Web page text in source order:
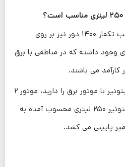
البته امکان نصب موتور ۲ اسب تکفاز ۱۴۰۰ دور نیز بر روی
میکسر بتن ۲۵۰ لیتری وجود داشته که در مناطقی با برق
می باشند.
همچنین اگر قصد راه اندازی بتونیر با موتور برق را دارید، موتور ۲
اسب ایده آلترین گزینه برای بتونیر ۲۵۰ لیتری محسوب آمده به
پایینی می کشد.